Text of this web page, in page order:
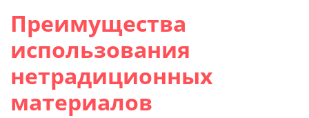
Преимущества
использования
нетрадиционных
материалов